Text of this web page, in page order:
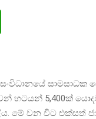
සාමසාධක
භටයන් 5,400ක්
මේ වන විට එක්සත්